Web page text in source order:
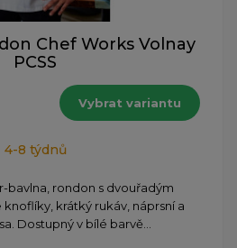
Chef Works Volnay
PCSS
Vybrat variantu
4-8 týdnů
bavlna, rondon s dvouřadým
krátký rukáv, náprsní a
Dostupný v bílé barvě...